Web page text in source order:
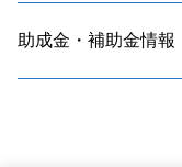
助成金・補助金情報